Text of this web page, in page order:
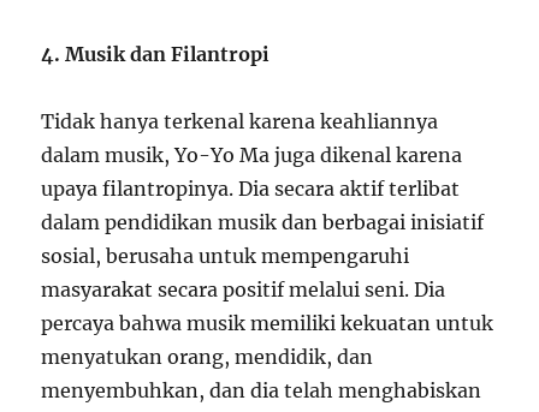
4. Musik dan Filantropi
Tidak hanya terkenal karena keahliannya
dalam musik, Yo-Yo Ma juga dikenal karena
upaya filantropinya. Dia secara aktif terlibat
dalam pendidikan musik dan berbagai inisiatif
sosial, berusaha untuk mempengaruhi
masyarakat secara positif melalui seni. Dia
percaya bahwa musik memiliki kekuatan untuk
menyatukan orang, mendidik, dan
menyembuhkan, dan dia telah menghabiskan